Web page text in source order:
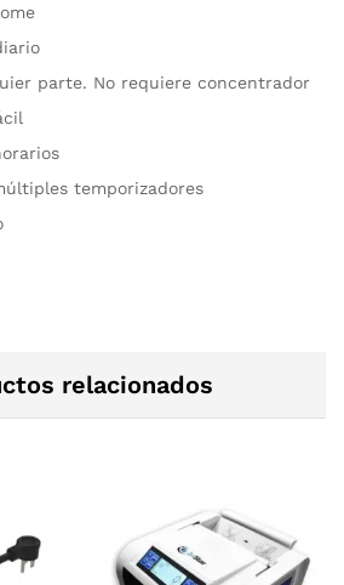
parte. No requiere concentrador
temporizadores
relacionados